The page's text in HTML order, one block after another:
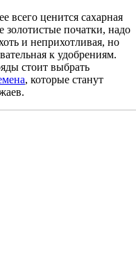
всего ценится сахарная
золотистые початки, надо
и неприхотливая, но
к удобрениям.
стоит выбрать
, которые станут